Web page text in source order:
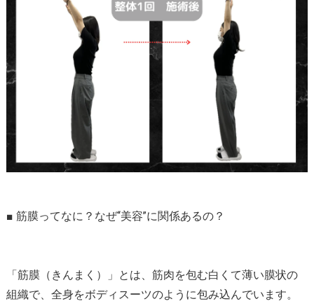
■ 筋膜ってなに？なぜ“美容”に関係あるの？
「筋膜（きんまく）」とは、筋肉を包む白くて薄い膜状の
組織で、全身をボディスーツのように包み込んでいます。